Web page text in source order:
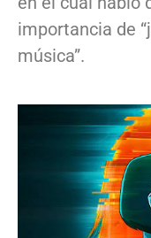
importancia de
música”.